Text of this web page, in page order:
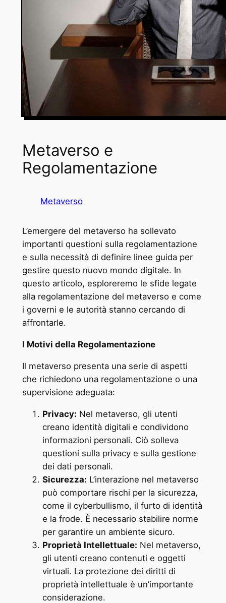
Metaverso e
Regolamentazione
Metaverso
L’emergere del metaverso ha sollevato
importanti questioni sulla regolamentazione
e sulla necessità di definire linee guida per
gestire questo nuovo mondo digitale. In
questo articolo, esploreremo le sfide legate
alla regolamentazione del metaverso e come
i governi e le autorità stanno cercando di
affrontarle.
I Motivi della Regolamentazione
Il metaverso presenta una serie di aspetti
che richiedono una regolamentazione o una
supervisione adeguata:
Privacy: Nel metaverso, gli utenti
creano identità digitali e condividono
informazioni personali. Ciò solleva
questioni sulla privacy e sulla gestione
dei dati personali.
Sicurezza: L’interazione nel metaverso
può comportare rischi per la sicurezza,
come il cyberbullismo, il furto di identità
e la frode. È necessario stabilire norme
per garantire un ambiente sicuro.
Proprietà Intellettuale: Nel metaverso,
gli utenti creano contenuti e oggetti
virtuali. La protezione dei diritti di
proprietà intellettuale è un’importante
considerazione.